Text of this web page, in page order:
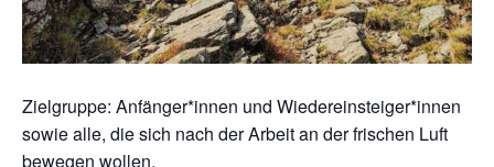
Zielgruppe: Anfänger*innen und Wiedereinsteiger*innen
sowie alle, die sich nach der Arbeit an der frischen Luft
bewegen wollen.